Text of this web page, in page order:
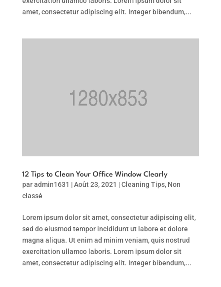
amet, consectetur adipiscing elit. Integer bibendum,...
12 Tips to Clean Your Office Window Clearly
paradmin1631 |Août 23, 2021 |Cleaning Tips, Non
classé
Lorem ipsum dolor sit amet, consectetur adipiscing elit,
sed do eiusmod tempor incididunt ut labore et dolore
magna aliqua. Ut enim ad minim veniam, quis nostrud
exercitation ullamco laboris. Lorem ipsum dolor sit
amet, consectetur adipiscing elit. Integer bibendum,...